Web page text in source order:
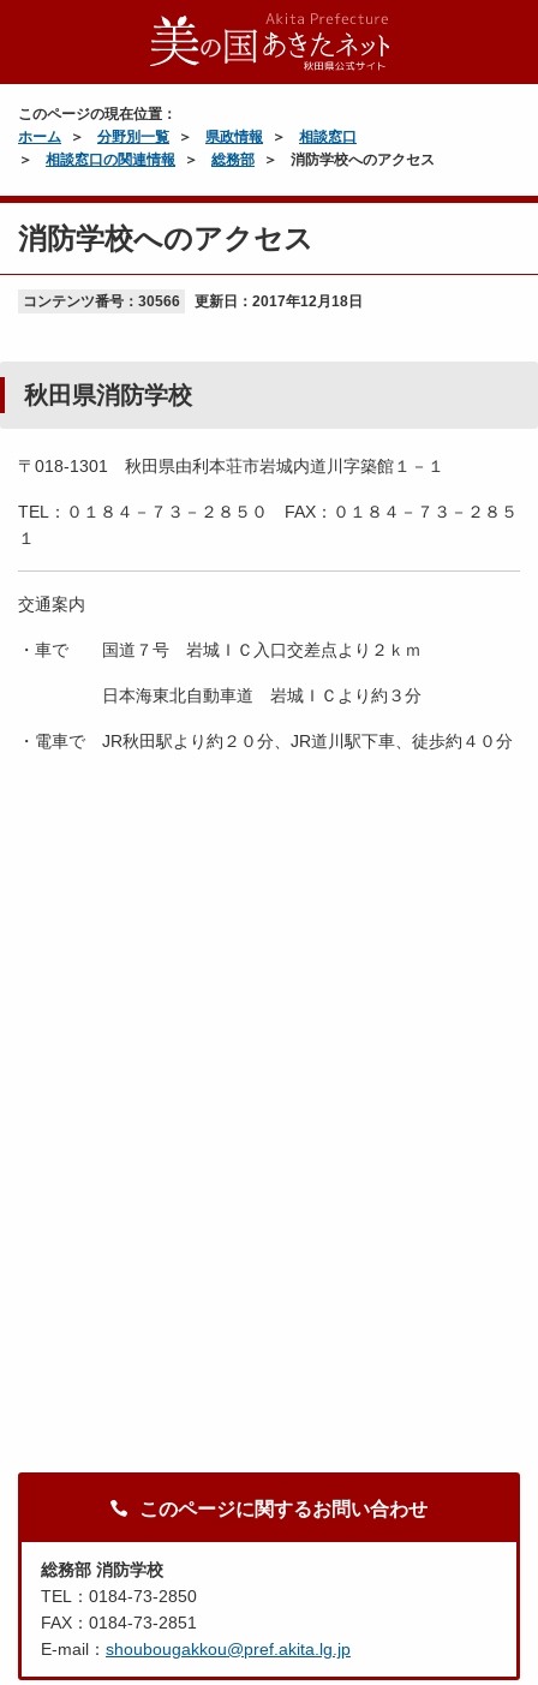
このページの現在位置：
ホーム
分野別一覧 県政情報
相談窓口
相談窓口の関連情報
総務部 消防学校へのアクセス
消防学校へのアクセス
コンテンツ番号：30566 更新日： 2017年12月18日
秋田県消防学校
〒018-1301 秋田県由利本荘市岩城内道川字築館１－１
TEL：０１８４－７３－２８５０ FAX：０１８４－７３－２８５
１
交通案内
・車で 国道７号 岩城ＩＣ入口交差点より２ｋｍ
日本海東北自動車道 岩城ＩＣより約３分
・電車で JR秋田駅より約２０分、JR道川駅下車、徒歩約４０分
このページに関するお問い合わせ
総務部 消防学校
TEL：0184-73-2850
FAX：0184-73-2851
E-mail： shoubougakkou@pref.akita.lg.jp